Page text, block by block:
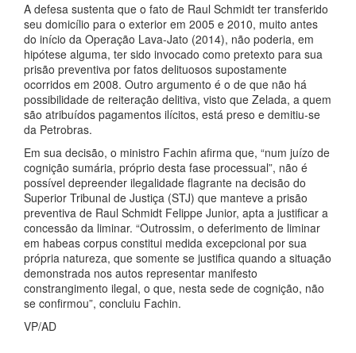
A defesa sustenta que o fato de Raul Schmidt ter transferido
seu domicílio para o exterior em 2005 e 2010, muito antes
do início da Operação Lava-Jato (2014), não poderia, em
hipótese alguma, ter sido invocado como pretexto para sua
prisão preventiva por fatos delituosos supostamente
ocorridos em 2008. Outro argumento é o de que não há
possibilidade de reiteração delitiva, visto que Zelada, a quem
são atribuídos pagamentos ilícitos, está preso e demitiu-se
da Petrobras.
Em sua decisão, o ministro Fachin afirma que, “num juízo de
cognição sumária, próprio desta fase processual”, não é
possível depreender ilegalidade flagrante na decisão do
Superior Tribunal de Justiça (STJ) que manteve a prisão
preventiva de Raul Schmidt Felippe Junior, apta a justificar a
concessão da liminar. “Outrossim, o deferimento de liminar
em habeas corpus constitui medida excepcional por sua
própria natureza, que somente se justifica quando a situação
demonstrada nos autos representar manifesto
constrangimento ilegal, o que, nesta sede de cognição, não
se confirmou”, concluiu Fachin.
VP/AD